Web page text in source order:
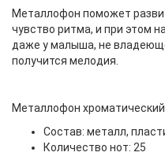
Металлофон поможет
чувство ритма, и при этом
даже у малыша, не
получится мелодия.
Металлофон хроматический
Состав: металл,
Количество нот: 25